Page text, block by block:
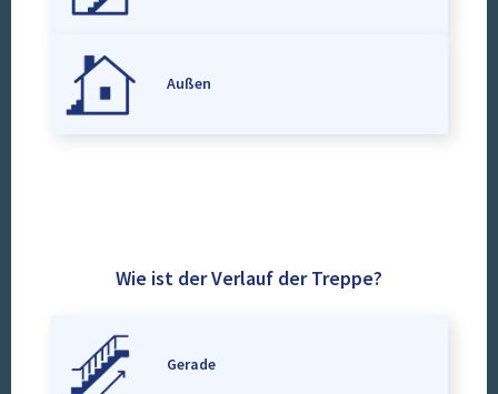
Außen
Wie ist der Verlauf der Treppe?
Gerade